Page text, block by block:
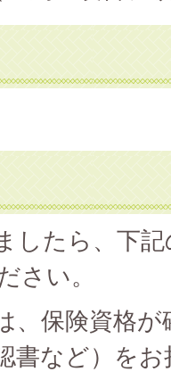
したら、下
さい。
、保険資格
書など）を